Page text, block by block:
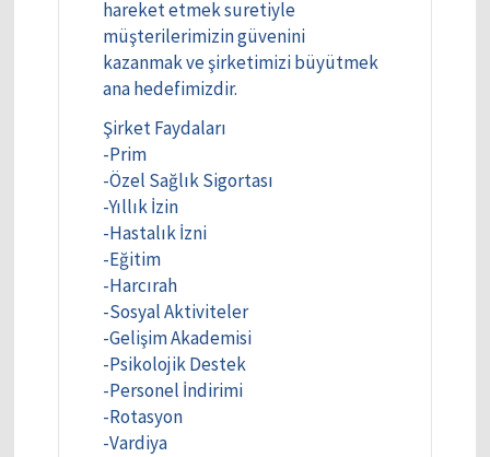
hareket etmek suretiyle
müşterilerimizin güvenini
kazanmak ve şirketimizi büyütmek
ana hedefimizdir.
Şirket Faydaları
-Prim
-Özel Sağlık Sigortası
-Yıllık İzin
-Hastalık İzni
-Eğitim
-Harcırah
-Sosyal Aktiviteler
-Gelişim Akademisi
-Psikolojik Destek
-Personel İndirimi
-Rotasyon
-Vardiya